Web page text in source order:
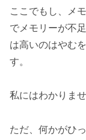
ここでもし、メ
でメモリーが不
は高いのはやむ
す。
私にはわかりませ
ただ、何かがひ